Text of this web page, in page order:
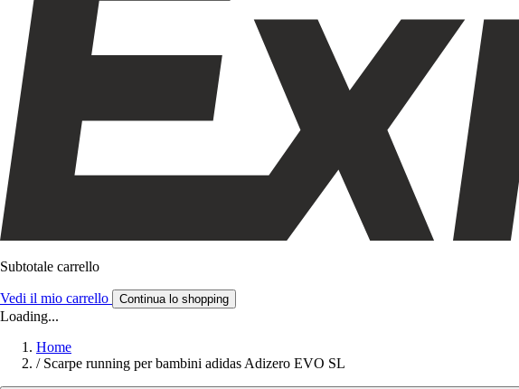
Subtotale carrello
Vedi il mio carrello Continua lo shopping
Loading...
Home
/ Scarpe running per bambini adidas Adizero EVO SL